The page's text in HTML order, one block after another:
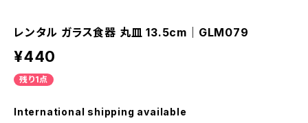
レンタル ガラス食器 丸皿 13.5cm｜GLM079
¥440
残り1点
International shipping available